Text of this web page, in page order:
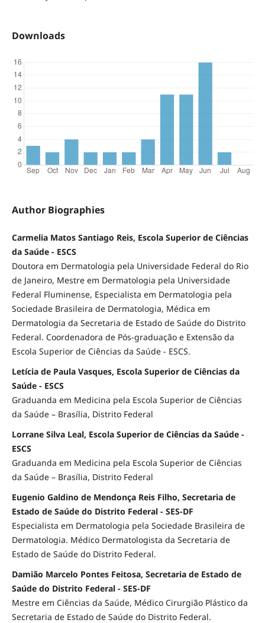
Downloads
Author Biographies
Carmelia Matos Santiago Reis, Escola Superior de Ciências
da Saúde - ESCS
Doutora em Dermatologia pela Universidade Federal do Rio
de Janeiro, Mestre em Dermatologia pela Universidade
Federal Fluminense, Especialista em Dermatologia pela
Sociedade Brasileira de Dermatologia, Médica em
Dermatologia da Secretaria de Estado de Saúde do Distrito
Federal. Coordenadora de Pós-graduação e Extensão da
Escola Superior de Ciências da Saúde - ESCS.
Letícia de Paula Vasques, Escola Superior de Ciências da
Saúde - ESCS
Graduanda em Medicina pela Escola Superior de Ciências
da Saúde – Brasília, Distrito Federal
Lorrane Silva Leal, Escola Superior de Ciências da Saúde -
ESCS
Graduanda em Medicina pela Escola Superior de Ciências
da Saúde – Brasília, Distrito Federal
Eugenio Galdino de Mendonça Reis Filho, Secretaria de
Estado de Saúde do Distrito Federal - SES-DF
Especialista em Dermatologia pela Sociedade Brasileira de
Dermatologia. Médico Dermatologista da Secretaria de
Estado de Saúde do Distrito Federal.
Damião Marcelo Pontes Feitosa, Secretaria de Estado de
Saúde do Distrito Federal - SES-DF
Mestre em Ciências da Saúde, Médico Cirurgião Plástico da
Secretaria de Estado de Saúde do Distrito Federal.